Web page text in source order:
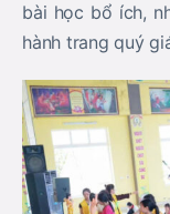
bài học bổ ích,
hành trang quý